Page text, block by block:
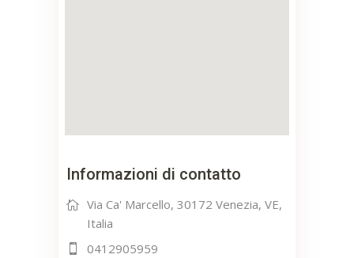
Informazioni di contatto
Via Ca' Marcello, 30172 Venezia, VE,
Italia
0412905959